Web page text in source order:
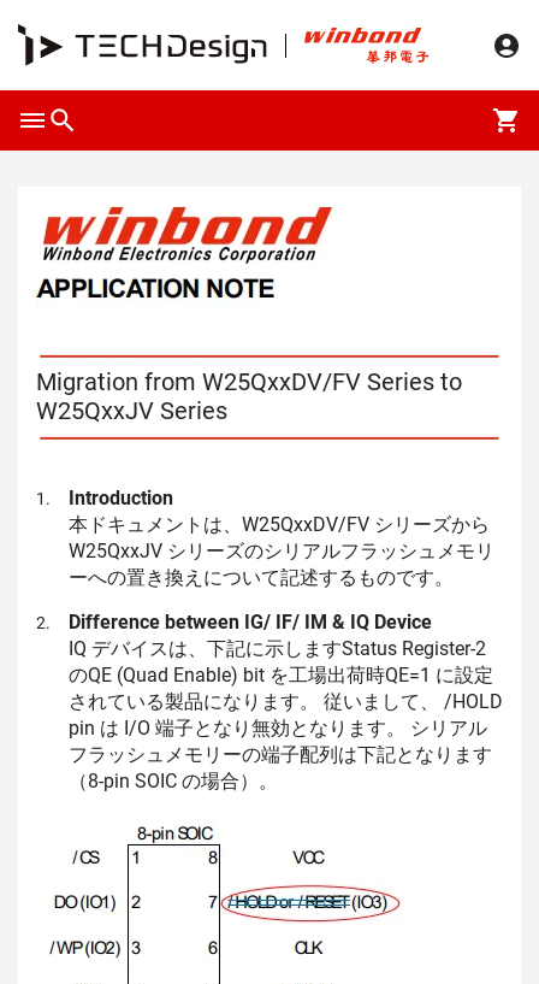
Migration from W25QxxDV/FV Series to
W25QxxJV Series
Introduction
本ドキュメントは、W25QxxDV/FV シリーズから
W25QxxJV シリーズのシリアルフラッシュメモリ
ーへの置き換えについて記述するものです。
Difference between IG/ IF/ IM & IQ Device
IQ デバイスは、下記に示しますStatus Register-2
のQE (Quad Enable) bit を工場出荷時QE=1 に設定
されている製品になります。 従いまして、 /HOLD
pin は I/O 端子となり無効となります。 シリアル
フラッシュメモリーの端子配列は下記となります
（8-pin SOIC の場合）。